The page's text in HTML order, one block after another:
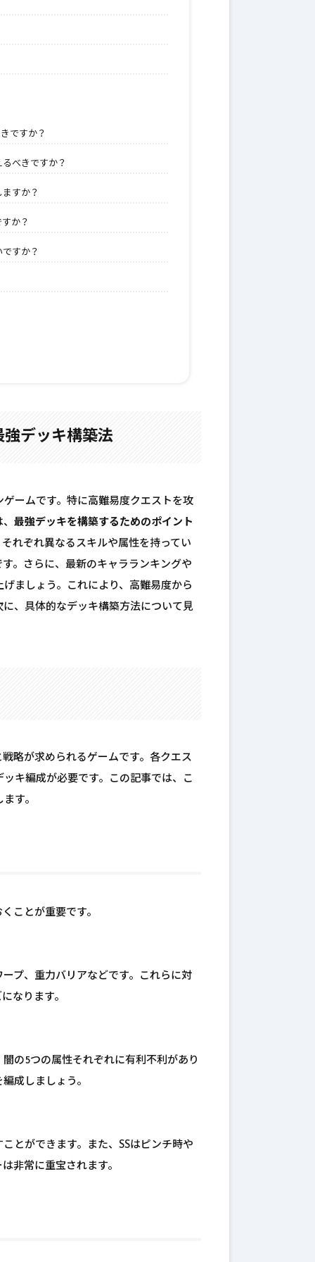
ですか？
べきですか？
すか？
か？
すか？
デッキ構築法
ームです。特に高難易度クエストを攻
最強デッキを構築するためのポイント
れぞれ異なるスキルや属性を持ってい
。さらに、最新のキャラランキングや
ましょう。これにより、高難易度から
、具体的なデッキ構築方法について見
略が求められるゲームです。各クエス
キ編成が必要です。この記事では、こ
す。
ことが重要です。
プ、重力バリアなどです。これらに対
なります。
の5つの属性それぞれに有利不利があり
成しましょう。
とができます。また、SSはピンチ時や
非常に重宝されます。